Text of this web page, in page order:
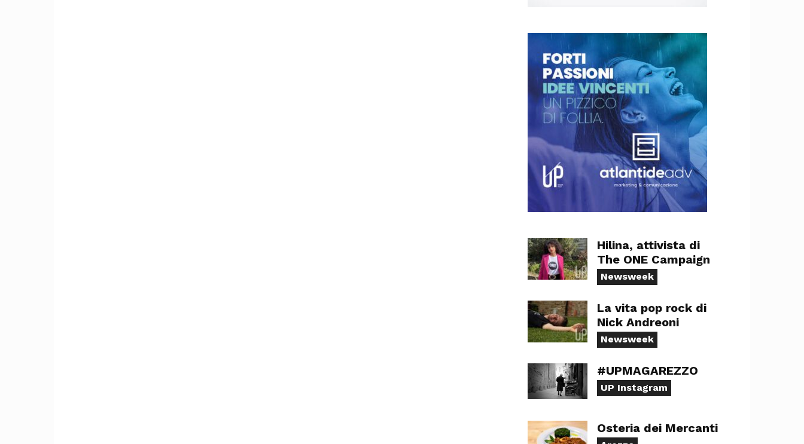
Hilina, attivista di
The ONE Campaign
Newsweek
La vita pop rock di
Nick Andreoni
Newsweek
#UPMAGAREZZO
UP Instagram
Osteria dei Mercanti